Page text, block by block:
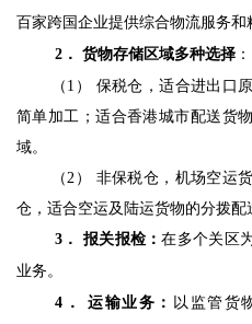
百家跨国企业提供综合物流服务和
2 ． 货物存储区域多种选择 ：
（ 1 ） 保税仓，适合进出口
简单加工；适合香港城市配送货
域。
（ 2 ） 非保税仓，机场空运
仓，适合空运及陆运货物的分拨配
3 ． 报关报检：在多个关区
业务。
4 ． 运输业务： 以监管货